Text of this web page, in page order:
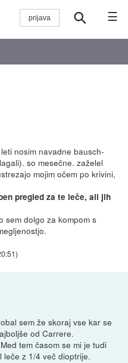
☰
nosim navadne bausch-
so mesečne. zaželel
mojim očem po krivini,
pregled za te leče, ali jih
sem dolgo za kompom s
)
sem že skoraj vse kar se
od Carrere.
tem časom se mi je tudi
leče z 1/4 več dioptrije.